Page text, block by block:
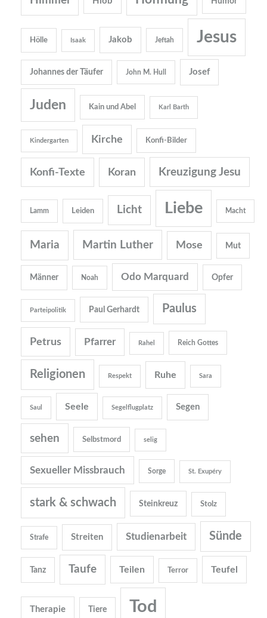
Hölle Isaak Jakob Jeftah Jesus
Johannes der Täufer John M. Hull Josef
Juden Kain und Abel Karl Barth
Kindergarten Kirche Konfi-Bilder
Konfi-Texte Koran Kreuzigung Jesu
Lamm Leiden Licht Liebe Macht
Maria Martin Luther Mose Mut
Männer Noah Odo Marquard Opfer
Parteipolitik Paul Gerhardt Paulus
Petrus Pfarrer Rahel Reich Gottes
Religionen Respekt Ruhe Sara
Saul Seele Segelflugplatz Segen
sehen Selbstmord selig
Sexueller Missbrauch Sorge St. Exupéry
stark & schwach Steinkreuz Stolz
Strafe Streiten Studienarbeit Sünde
Tanz Taufe Teilen Terror Teufel
Therapie Tiere Tod